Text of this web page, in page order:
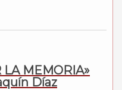
LA MEMORIA»
Díaz